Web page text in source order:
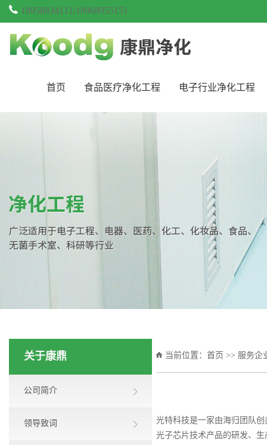
18958834111/18968955151
首页 食品医疗净化工程 电子行业净化工程
关于康鼎
公司简介
领导致词
当前位置： 首页 >> 服务企
光特科技是一家由海归团队
光子芯片技术产品的研发、